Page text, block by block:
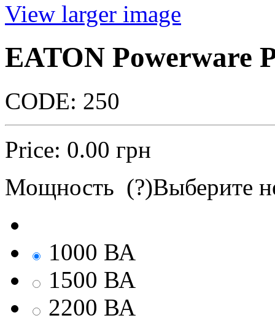
View larger image
EATON Powerware
CODE: 250
Price: 0.00 грн
Мощность (?)Выберите
1000 ВА
1500 ВА
2200 ВА